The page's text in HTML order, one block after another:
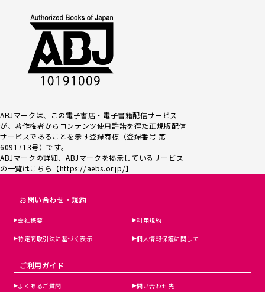
ABJマークは、この電子書店・電子書籍配信サービス
が、著作権者からコンテンツ使用許諾を得た正規版配信
サービスであるこ とを示す登録商標（登録番号 第
6091713号）です。
ABJマークの詳細、ABJマークを掲示しているサービス
の一覧はこちら【https://aebs.or.jp/】
お問い合わせ・規約
会社概要 利用規約
特定商取引法に基づく表示 個人情報保護に関して
ご利用ガイド
よくあるご質問 問い合わせ先